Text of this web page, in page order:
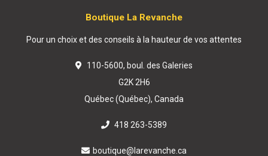
Boutique La Revanche
Pour un choix et des conseils à la hauteur de vos attentes
110-5600, boul. des Galeries
G2K 2H6
Québec (Québec), Canada
418 263-5389
boutique@larevanche.ca